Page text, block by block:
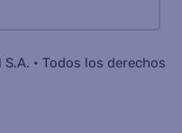
• Todos los derechos